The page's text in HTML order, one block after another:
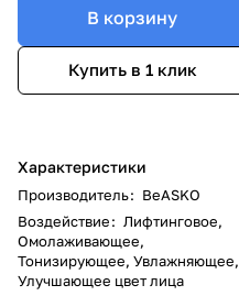
В корзину
Купить в 1 клик
Характеристики
Производитель: BeASKO
Воздействие: Лифтинговое,
Омолаживающее,
Тонизирующее, Увлажняющее,
Улучшающее цвет лица